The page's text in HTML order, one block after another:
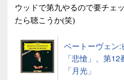
ウッドで第九やるので要チェ
たら聴こうか(笑)
ベートーヴェン
「悲愴」、第
「月光」